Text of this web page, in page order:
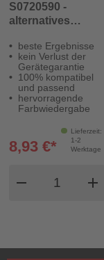
S0720590 -
alternatives
schwarz auf grün
12 mm
beste Ergebnisse
kein Verlust der
Gerätegarantie
100% kompatibel
und passend
hervorragende
Farbwiedergabe
Lieferzeit:
1-2
Werktage
8,93 €*
remove add